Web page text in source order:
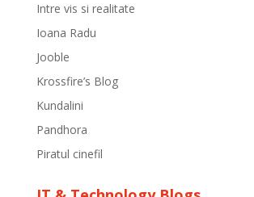
Intre vis si realitate
Ioana Radu
Jooble
Krossfire’s Blog
Kundalini
Pandhora
Piratul cinefil